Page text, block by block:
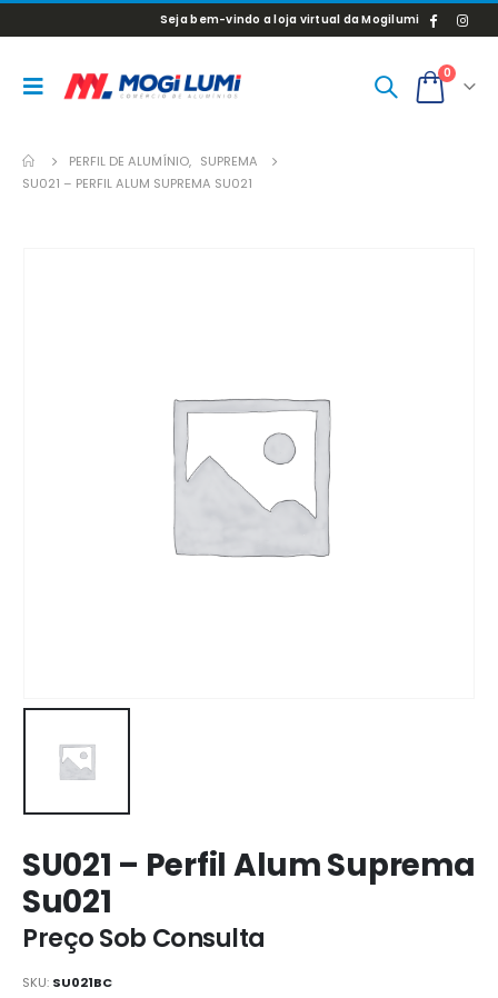
Seja bem-vindo a loja virtual da Mogilumi
0
PERFIL DE ALUMÍNIO, SUPREMA
SU021 – PERFIL ALUM SUPREMA SU021
SU021 – Perfil Alum Suprema
Su021
Preço Sob Consulta
SKU: SU021BC